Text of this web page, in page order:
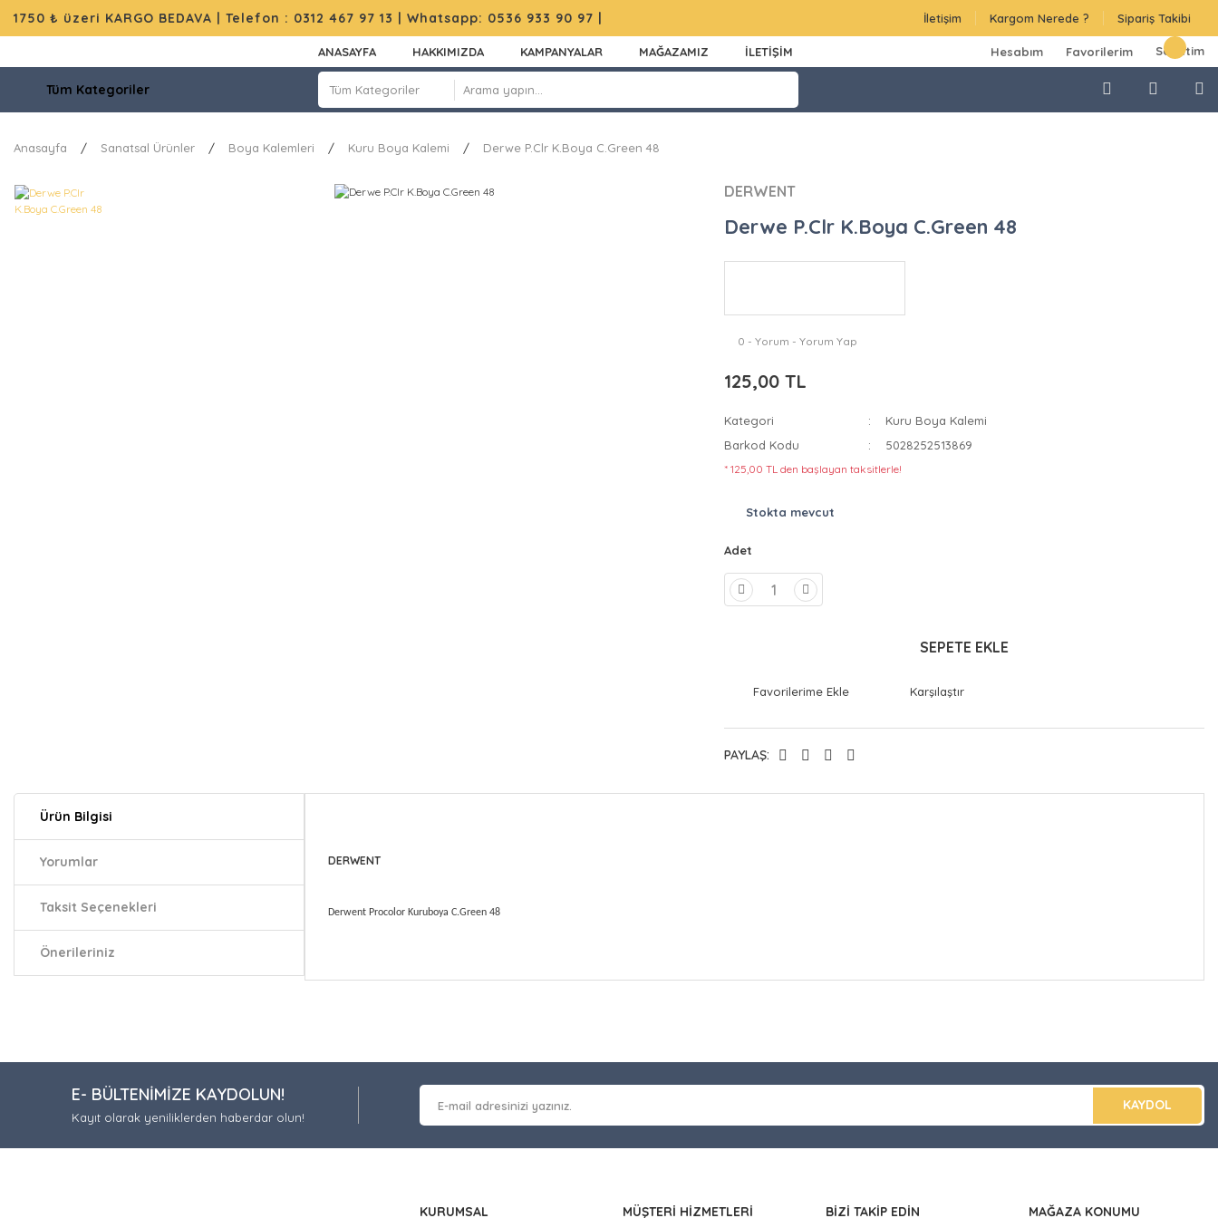
1750 ₺ üzeri KARGO BEDAVA | Telefon : 0312 467 97 13 | Whatsapp: 0536 933 90 97 | İletişim Kargom Nerede ? Sipariş Takibi
ANASAYFA HAKKIMIZDA KAMPANYALAR MAĞAZAMIZ İLETİŞİM Hesabım Favorilerim Sepetim
Tüm Kategoriler
Anasayfa Sanatsal Ürünler Boya Kalemleri Kuru Boya Kalemi Derwe P.Clr K.Boya C.Green 48
DERWENT
Derwe P.Clr K.Boya C.Green 48
0 - Yorum - Yorum Yap
125,00 TL
Kategori
Kuru Boya Kalemi
Barkod Kodu
5028252513869
* 125,00 TL den başlayan taksitlerle!
Stokta mevcut
Adet
SEPETE EKLE
Karşılaştır
PAYLAŞ:
Ürün Bilgisi
Yorumlar
Taksit Seçenekleri
Önerileriniz
DERWENT
Derwent Procolor Kuruboya C.Green 48
Ürün açıklamasında eksik bilgiler bulunuyor.
Ürün bilgilerinde hatalar bulunuyor.
Ürün fiyatı diğer sitelerden daha pahalı.
E- BÜLTENİMİZE KAYDOLUN!
Kayıt olarak yeniliklerden haberdar olun!
KAYDOL
KURUMSAL MÜŞTERİ HİZMETLERİ BİZİ TAKİP EDİN MAĞAZA KONUMU